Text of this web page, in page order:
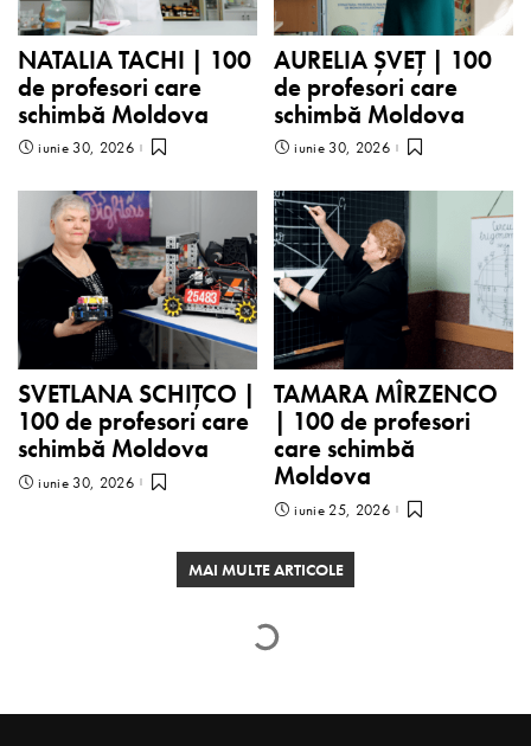
NATALIA TACHI | 100
de profesori care
schimbă Moldova
iunie 30, 2026
AURELIA ȘVEȚ | 100
de profesori care
schimbă Moldova
iunie 30, 2026
SVETLANA SCHIȚCO |
100 de profesori care
schimbă Moldova
iunie 30, 2026
TAMARA MÎRZENCO
| 100 de profesori
care schimbă
Moldova
iunie 25, 2026
MAI MULTE ARTICOLE